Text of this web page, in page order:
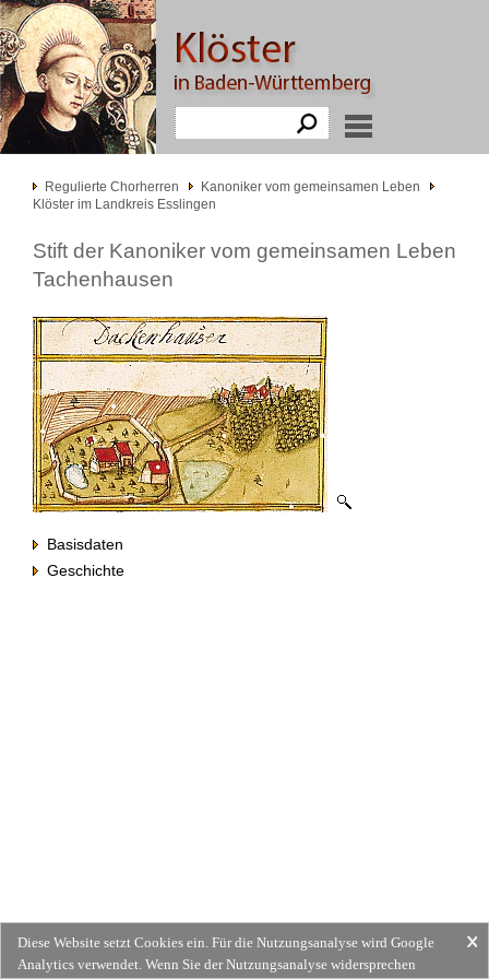
Regulierte Chorherren
Kanoniker vom gemeinsamen Leben
Klöster im Landkreis Esslingen
Stift der Kanoniker vom gemeinsamen Leben
Tachenhausen
Basisdaten
Geschichte
Diese Website setzt Cookies ein. Für die Nutzungsanalyse wird Google
Analytics verwendet. Wenn Sie der Nutzungsanalyse widersprechen